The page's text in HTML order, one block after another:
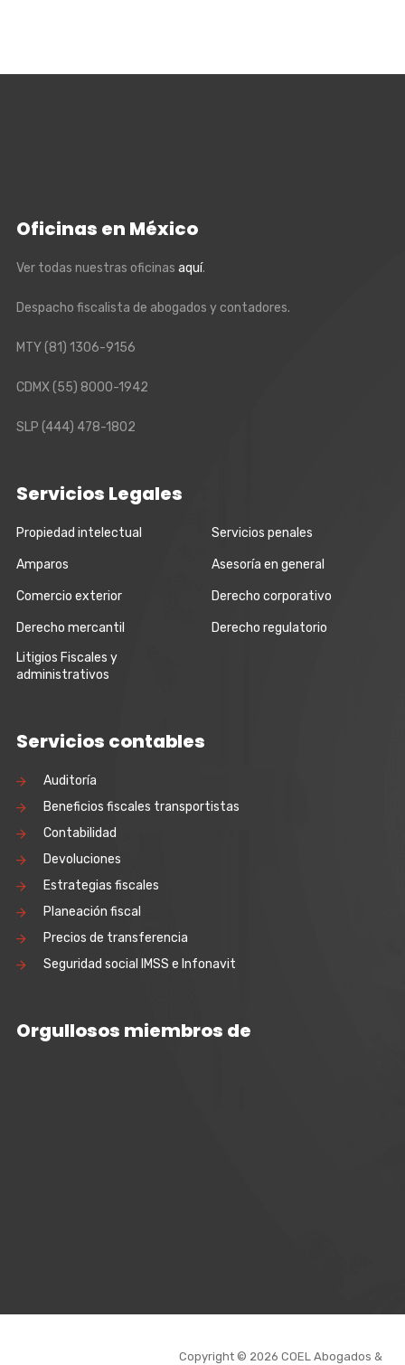
Oficinas en México
Ver todas nuestras oficinas aquí.
Despacho fiscalista de abogados y contadores.
MTY(81) 1306-9156
CDMX(55) 8000-1942
SLP (444) 478-1802
Servicios Legales
Propiedad intelectual Servicios penales
Amparos Asesoría en general
Comercio exterior Derecho corporativo
Derecho mercantil
Derecho regulatorio
Litigios Fiscales y
administrativos
Servicios contables
Auditoría
Beneficios fiscales transportistas
Contabilidad
Devoluciones
Estrategias fiscales
Planeación fiscal
Precios de transferencia
Seguridad social IMSS e Infonavit
Orgullosos miembros de
Copyright © 2026 COEL Abogados &